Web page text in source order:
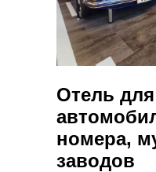
Отель
номера,
заводов